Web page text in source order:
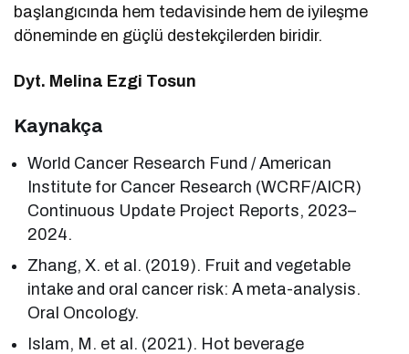
başlangıcında hem tedavisinde hem de iyileşme
döneminde en güçlü destekçilerden biridir.
Dyt. Melina Ezgi Tosun
Kaynakça
World Cancer Research Fund / American
Institute for Cancer Research (WCRF/AICR)
Continuous Update Project Reports, 2023–
2024.
Zhang, X. et al. (2019). Fruit and vegetable
intake and oral cancer risk: A meta-analysis.
Oral Oncology.
Islam, M. et al. (2021). Hot beverage